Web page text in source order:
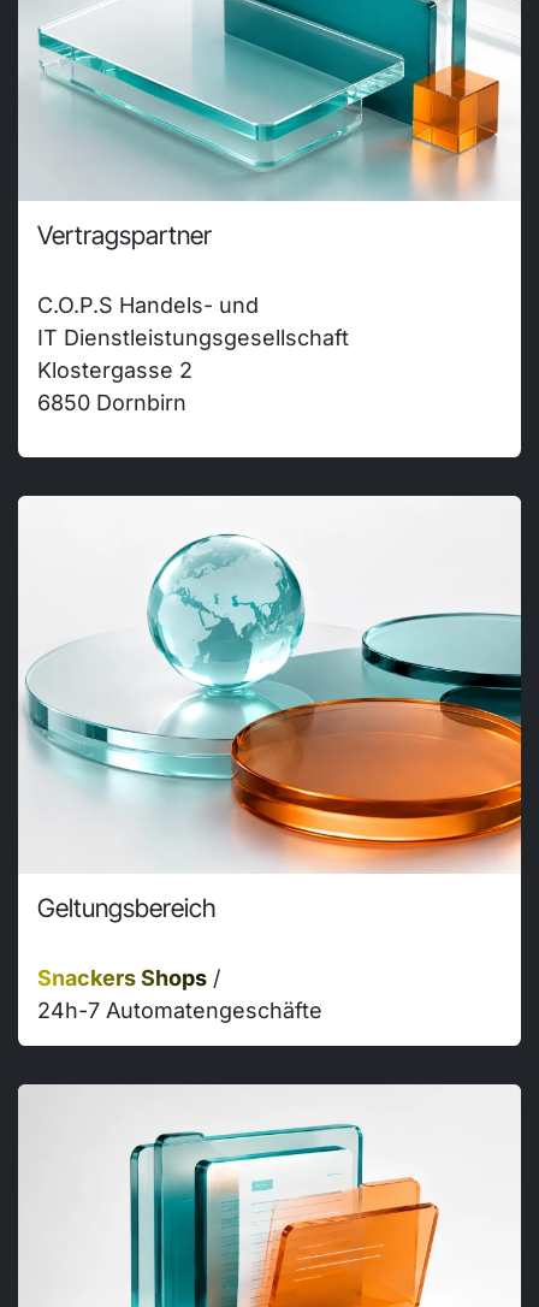
Vertragspartner
C.O.P.S Handels- und
IT Dienstleistungsgesellschaft
Klostergasse 2
6850 Dornbirn
Geltungsbereich
Snackers Shops /
24h-7 Automatengeschäfte